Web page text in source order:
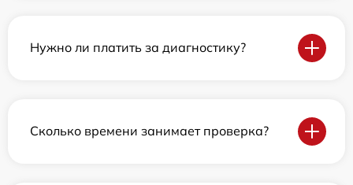
Нужно ли платить за диагностику?
Сколько времени занимает проверка?